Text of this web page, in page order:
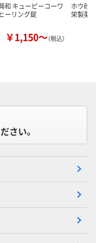
和 キューピーコーワ
ヒーリング錠
￥1,150～（税込）
ホウ砂（
栄製薬
さい。